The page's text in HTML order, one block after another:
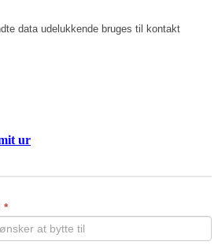
data udelukkende bruges til kontakt
ur
*